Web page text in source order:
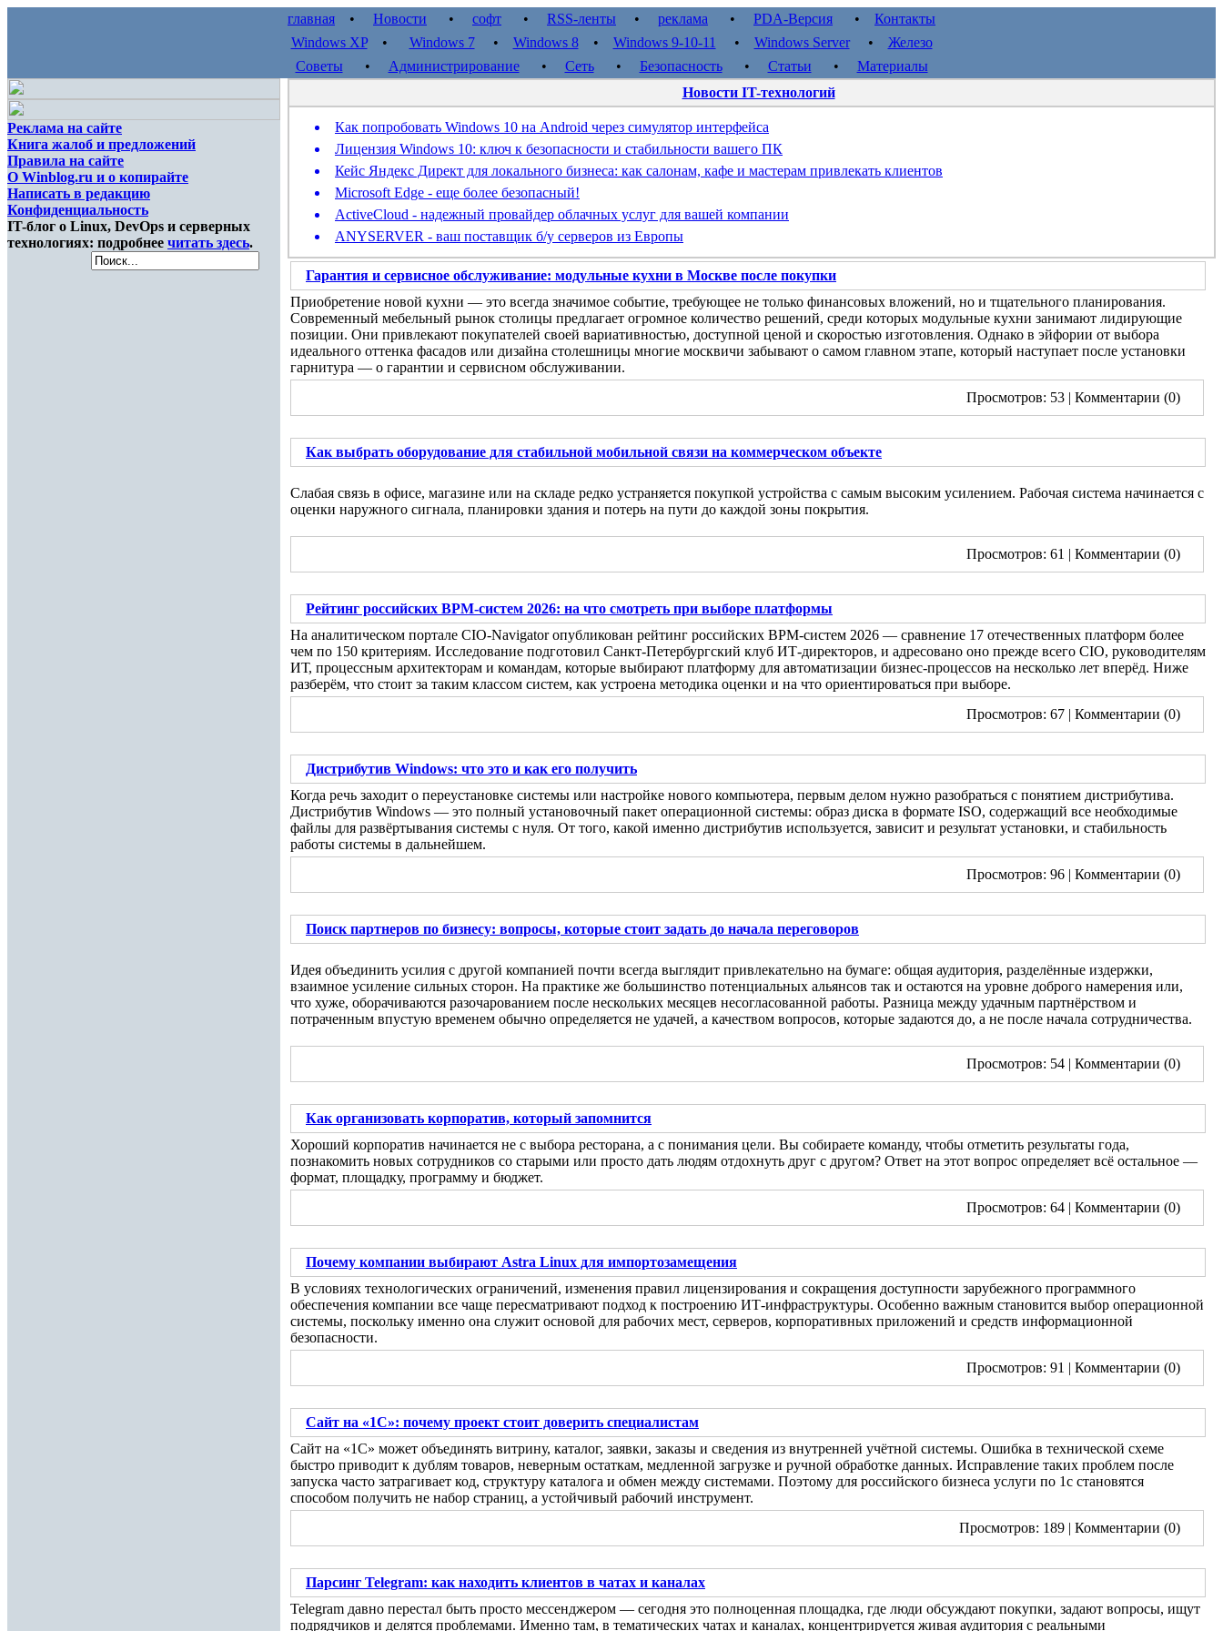
главная • Новости • софт • RSS-ленты • реклама • PDA-Версия • Контакты
Windows XP• Windows 7• Windows 8• Windows 9-10-11 • Windows Server• Железо
Советы • Администрирование• Сеть• Безопасность• Статьи • Материалы
Реклама на сайте
Книга жалоб и предложений
Правила на сайте
О Winblog.ru и о копирайте
Написать в редакцию
Конфиденциальность
IT-блог о Linux, DevOps и серверных
технологиях: подробнее читать здесь.
Новости IT-технологий
Как попробовать Windows 10 на Android через симулятор интерфейса
Лицензия Windows 10: ключ к безопасности и стабильности вашего ПК
Кейс Яндекс Директ для локального бизнеса: как салонам, кафе и мастерам привлекать клиентов
Microsoft Edge - еще более безопасный!
ActiveCloud - надежный провайдер облачных услуг для вашей компании
ANYSERVER - ваш поставщик б/у серверов из Европы
Гарантия и сервисное обслуживание: модульные кухни в Москве после покупки
Приобретение новой кухни — это всегда значимое событие, требующее не только финансовых вложений, но и тщательного планирования.
Современный мебельный рынок столицы предлагает огромное количество решений, среди которых модульные кухни занимают лидирующие
позиции. Они привлекают покупателей своей вариативностью, доступной ценой и скоростью изготовления. Однако в эйфории от выбора
идеального оттенка фасадов или дизайна столешницы многие москвичи забывают о самом главном этапе, который наступает после установки
гарнитура — о гарантии и сервисном обслуживании.
Просмотров: 53 | Комментарии (0)
Как выбрать оборудование для стабильной мобильной связи на коммерческом объекте
Слабая связь в офисе, магазине или на складе редко устраняется покупкой устройства с самым высоким усилением. Рабочая система начинается с
оценки наружного сигнала, планировки здания и потерь на пути до каждой зоны покрытия.
Просмотров: 61 | Комментарии (0)
Рейтинг российских BPM-систем 2026: на что смотреть при выборе платформы
На аналитическом портале CIO-Navigator опубликован рейтинг российских BPM-систем 2026 — сравнение 17 отечественных платформ более
чем по 150 критериям. Исследование подготовил Санкт-Петербургский клуб ИТ-директоров, и адресовано оно прежде всего CIO, руководителям
ИТ, процессным архитекторам и командам, которые выбирают платформу для автоматизации бизнес-процессов на несколько лет вперёд. Ниже
разберём, что стоит за таким классом систем, как устроена методика оценки и на что ориентироваться при выборе.
Просмотров: 67 | Комментарии (0)
Дистрибутив Windows: что это и как его получить
Когда речь заходит о переустановке системы или настройке нового компьютера, первым делом нужно разобраться с понятием дистрибутива.
Дистрибутив Windows — это полный установочный пакет операционной системы: образ диска в формате ISO, содержащий все необходимые
файлы для развёртывания системы с нуля. От того, какой именно дистрибутив используется, зависит и результат установки, и стабильность
работы системы в дальнейшем.
Просмотров: 96 | Комментарии (0)
Поиск партнеров по бизнесу: вопросы, которые стоит задать до начала переговоров
Идея объединить усилия с другой компанией почти всегда выглядит привлекательно на бумаге: общая аудитория, разделённые издержки,
взаимное усиление сильных сторон. На практике же большинство потенциальных альянсов так и остаются на уровне доброго намерения или,
что хуже, оборачиваются разочарованием после нескольких месяцев несогласованной работы. Разница между удачным партнёрством и
потраченным впустую временем обычно определяется не удачей, а качеством вопросов, которые задаются до, а не после начала сотрудничества.
Просмотров: 54 | Комментарии (0)
Как организовать корпоратив, который запомнится
Хороший корпоратив начинается не с выбора ресторана, а с понимания цели. Вы собираете команду, чтобы отметить результаты года,
познакомить новых сотрудников со старыми или просто дать людям отдохнуть друг с другом? Ответ на этот вопрос определяет всё остальное —
формат, площадку, программу и бюджет.
Просмотров: 64 | Комментарии (0)
Почему компании выбирают Astra Linux для импортозамещения
В условиях технологических ограничений, изменения правил лицензирования и сокращения доступности зарубежного программного
обеспечения компании все чаще пересматривают подход к построению ИТ-инфраструктуры. Особенно важным становится выбор операционной
системы, поскольку именно она служит основой для рабочих мест, серверов, корпоративных приложений и средств информационной
безопасности.
Просмотров: 91 | Комментарии (0)
Сайт на «1С»: почему проект стоит доверить специалистам
Сайт на «1С» может объединять витрину, каталог, заявки, заказы и сведения из внутренней учётной системы. Ошибка в технической схеме
быстро приводит к дублям товаров, неверным остаткам, медленной загрузке и ручной обработке данных. Исправление таких проблем после
запуска часто затрагивает код, структуру каталога и обмен между системами. Поэтому для российского бизнеса услуги по 1с становятся
способом получить не набор страниц, а устойчивый рабочий инструмент.
Просмотров: 189 | Комментарии (0)
Парсинг Telegram: как находить клиентов в чатах и каналах
Telegram давно перестал быть просто мессенджером — сегодня это полноценная площадка, где люди обсуждают покупки, задают вопросы, ищут
подрядчиков и делятся проблемами. Именно там, в тематических чатах и каналах, концентрируется живая аудитория с реальными